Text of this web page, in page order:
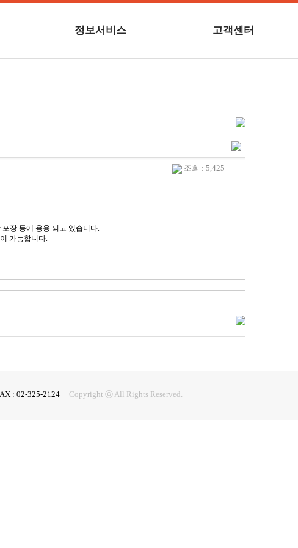
정보서비스 고객센터
조회 : 5,425
장 등에 응용 되고 있습니다.
가능합니다.
: 02-325-2124 Copyright ⓒ All Rights Reserved.